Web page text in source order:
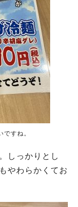
すね。
しっかりとし
やわらかくてお